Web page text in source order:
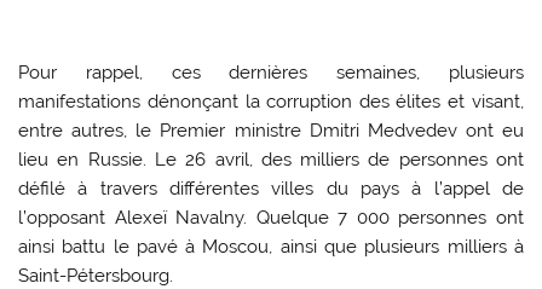
Pour rappel, ces dernières semaines, plusieurs
manifestations dénonçant la corruption des élites et visant,
entre autres, le Premier ministre Dmitri Medvedev ont eu
lieu en Russie. Le 26 avril, des milliers de personnes ont
défilé à travers différentes villes du pays à l’appel de
l’opposant Alexeï Navalny. Quelque 7 000 personnes ont
ainsi battu le pavé à Moscou, ainsi que plusieurs milliers à
Saint-Pétersbourg.